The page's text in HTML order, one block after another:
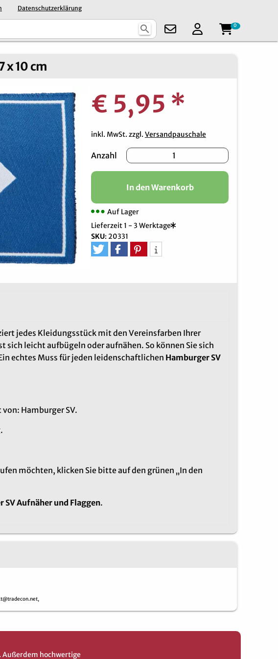
Datenschutzerklärung
search 0
x 10 cm
€ 5,95 *
inkl. MwSt. zzgl. Versandpauschale
Anzahl
In den Warenkorb
Auf Lager
Lieferzeit 1 - 3 Werktage
SKU: 20331
jedes Kleidungsstück mit den Vereinsfarben Ihrer
leicht aufbügeln oder aufnähen. So können Sie sich
echtes Muss für jeden leidenschaftlichen Hamburger SV
Hamburger SV.
möchten, klicken Sie bitte auf den grünen „In den
SV Aufnäher und Flaggen.
Außerdem hochwertige